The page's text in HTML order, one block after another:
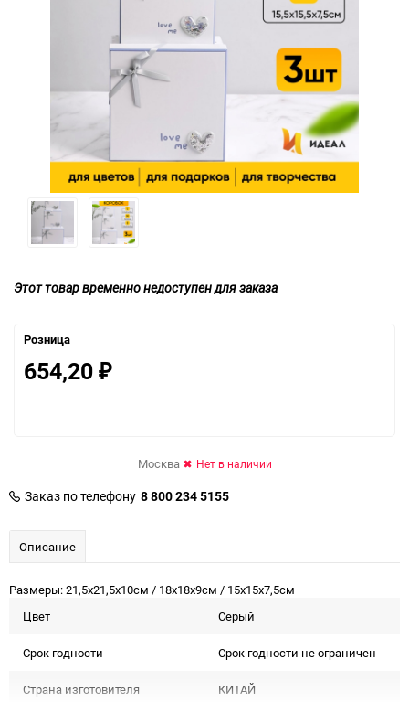
Этот товар временно недоступен для заказа
Розница
654,20 ₽
Москва Нет в наличии
Заказ по телефону 8 800 234 5155
Описание
Размеры: 21,5х21,5х10см / 18х18х9см / 15х15х7,5см
Цвет
Серый
Срок годности Срок годности не ограничен
Страна изготовителя КИТАЙ